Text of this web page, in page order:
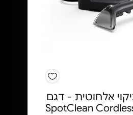
אלחוטית - דגם
SpotClean